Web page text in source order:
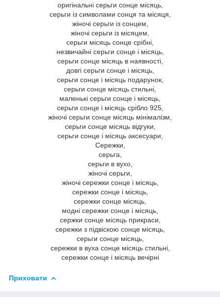
оригінальні серьги сонце місяць,
серьги із символами сонця та місяця,
жіночі серьги із сонцем,
жіночі серьги із місяцем,
серьги місяць сонце срібні,
незвичайні серьги сонце і місяць,
серьги сонце місяць в наявності,
довгі серьги сонце і місяць,
серьги сонце і місяць подарунок,
серьги сонце місяць стильні,
маленькі серьги сонце і місяць,
серьги сонце і місяць срібло 925,
жіночі серьги сонце місяць мінімалізм,
серьги сонце місяць відгуки,
серьги сонце і місяць аксесуари,
Сережки,
серьга,
серьги в вухо,
жіночі серьги,
жіночі сережки сонце і місяць,
сережки сонце і місяць,
сережки сонце місяць,
модні сережки сонце і місяць,
сержки сонце місяць прикраси,
сережки з підвіскою сонце місяць,
серьги сонце місяць,
сережки в вуха сонце місяць стильні,
сережки сонце і місяць вечірні
Приховати